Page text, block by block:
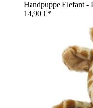
Handpuppe Elefant -
14,90 €*